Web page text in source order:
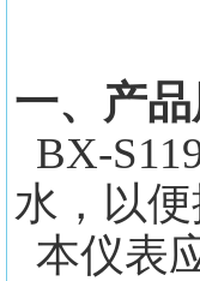
一、产品
BX-
水，以
本仪表